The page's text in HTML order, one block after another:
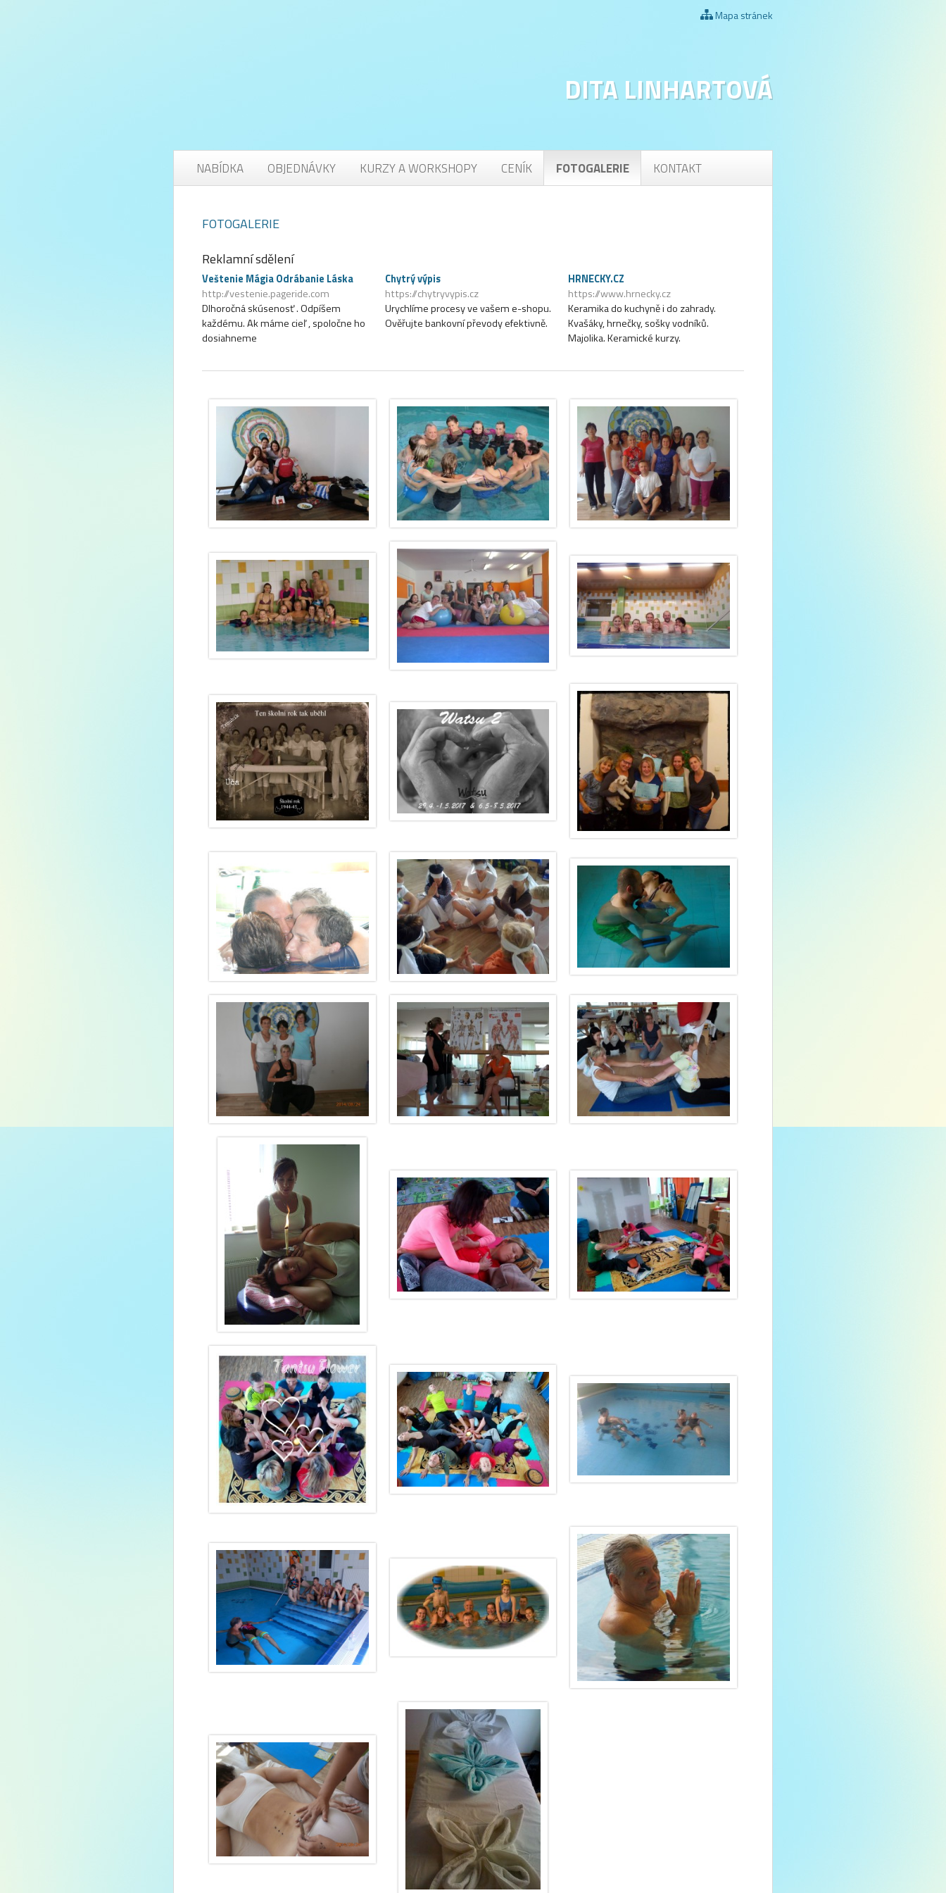
Mapa stránek
DITA LINHARTOVÁ
NABÍDKA OBJEDNÁVKY KURZY A WORKSHOPY CENÍK FOTOGALERIE KONTAKT
FOTOGALERIE
Reklamní sdělení
Veštenie Mágia Odrábanie Láska
http://vestenie.pageride.com
Dlhoročná skúsenosť . Odpíšem
každému. Ak máme cieľ , spoločne ho
dosiahneme
Chytrý výpis
https://chytryvypis.cz
Urychlíme procesy ve vašem e-shopu.
Ověřujte bankovní převody efektivně.
HRNECKY.CZ
https://www.hrnecky.cz
Keramika do kuchyně i do zahrady.
Kvašáky, hrnečky, sošky vodníků.
Majolika. Keramické kurzy.